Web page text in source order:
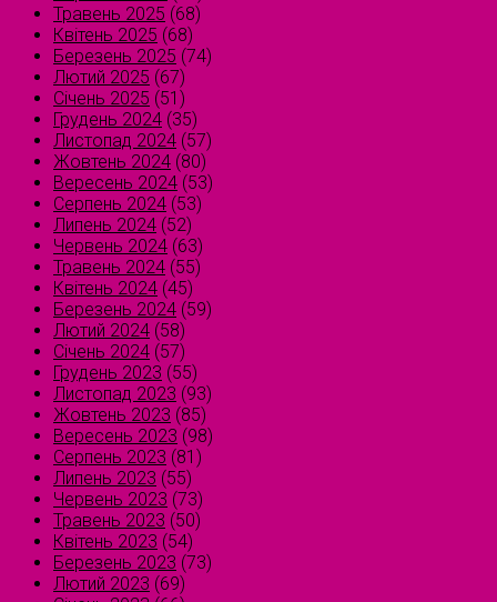
Травень 2025 (68)
Квітень 2025 (68)
Березень 2025 (74)
Лютий 2025 (67)
Січень 2025 (51)
Грудень 2024 (35)
Листопад 2024 (57)
Жовтень 2024 (80)
Вересень 2024 (53)
Серпень 2024 (53)
Липень 2024 (52)
Червень 2024 (63)
Травень 2024 (55)
Квітень 2024 (45)
Березень 2024 (59)
Лютий 2024 (58)
Січень 2024 (57)
Грудень 2023 (55)
Листопад 2023 (93)
Жовтень 2023 (85)
Вересень 2023 (98)
Серпень 2023 (81)
Липень 2023 (55)
Червень 2023 (73)
Травень 2023 (50)
Квітень 2023 (54)
Березень 2023 (73)
Лютий 2023 (69)